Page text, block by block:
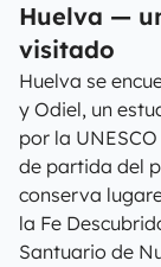
Huelva —
visitado
Huelva se
y Odiel, un
por la
de partida del
conserva
la Fe
Santuario de